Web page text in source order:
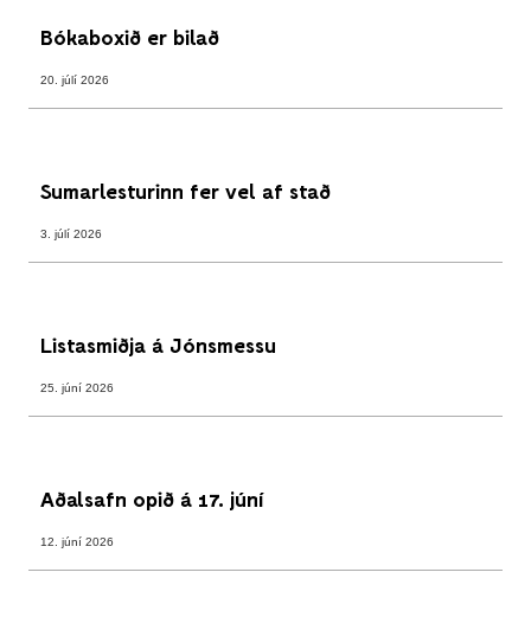
Bókaboxið er bilað
20. júlí 2026
Sumarlesturinn fer vel af stað
3. júlí 2026
Listasmiðja á Jónsmessu
25. júní 2026
Aðalsafn opið á 17. júní
12. júní 2026